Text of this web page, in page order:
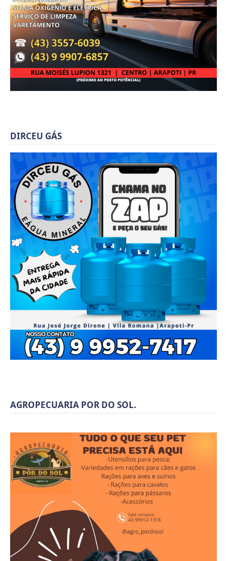
DIRCEU GÁS
AGROPECUARIA POR DO SOL.